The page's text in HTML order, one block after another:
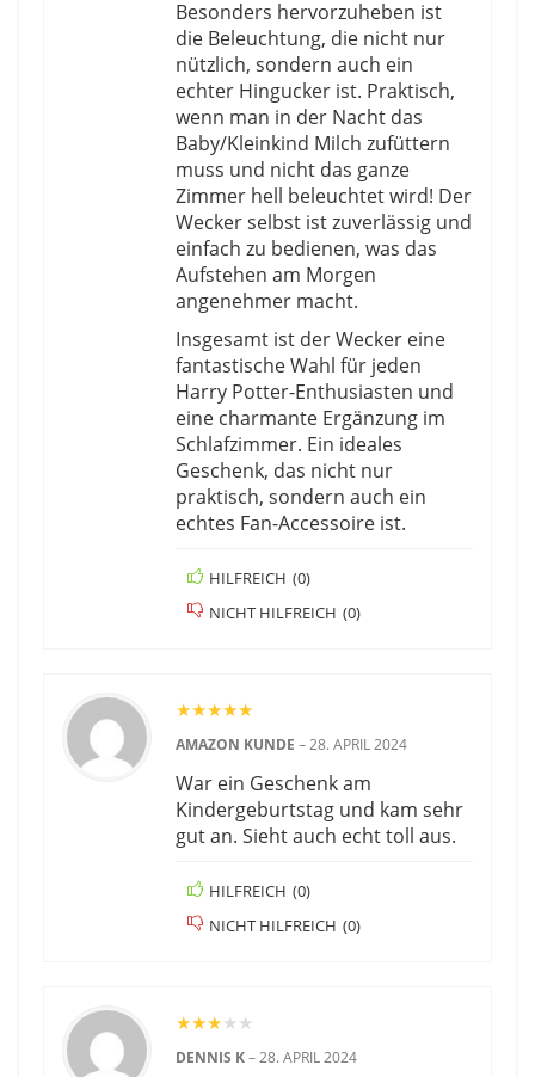
Besonders hervorzuheben ist
die Beleuchtung, die nicht nur
nützlich, sondern auch ein
echter Hingucker ist. Praktisch,
wenn man in der Nacht das
Baby/Kleinkind Milch zufüttern
muss und nicht das ganze
Zimmer hell beleuchtet wird! Der
Wecker selbst ist zuverlässig und
einfach zu bedienen, was das
Aufstehen am Morgen
angenehmer macht.
Insgesamt ist der Wecker eine
fantastische Wahl für jeden
Harry Potter-Enthusiasten und
eine charmante Ergänzung im
Schlafzimmer. Ein ideales
Geschenk, das nicht nur
praktisch, sondern auch ein
echtes Fan-Accessoire ist.
HILFREICH (0)
NICHT HILFREICH (0)
★★★★★
AMAZON KUNDE –28. APRIL 2024
War ein Geschenk am
Kindergeburtstag und kam sehr
gut an. Sieht auch echt toll aus.
HILFREICH (0)
NICHT HILFREICH (0)
★★★★ ★
DENNIS K–28. APRIL 2024